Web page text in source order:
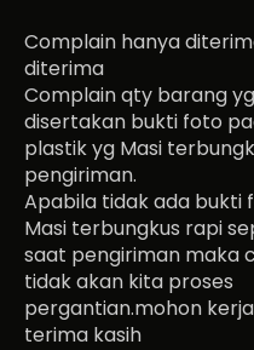
Complain hanya
diterima
Complain qty barang
disertakan bukti foto
plastik yg Masi
pengiriman.
Apabila tidak ada bukti
Masi terbungkus rapi
saat pengiriman maka
tidak akan kita proses
pergantian.mohon
terima kasih